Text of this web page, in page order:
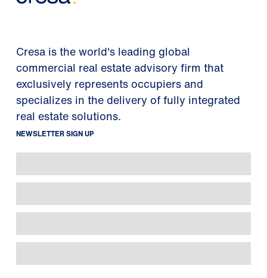
Cresa is the world's leading global
commercial real estate advisory firm that
exclusively represents occupiers and
specializes in the delivery of fully integrated
real estate solutions.
NEWSLETTER SIGN UP